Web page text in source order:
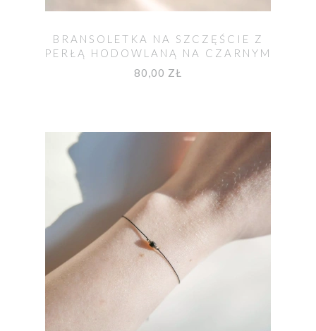
BRANSOLETKA NA SZCZĘŚCIE Z
PERŁĄ HODOWLANĄ NA CZARNYM
SZNURKU
80,00 ZŁ